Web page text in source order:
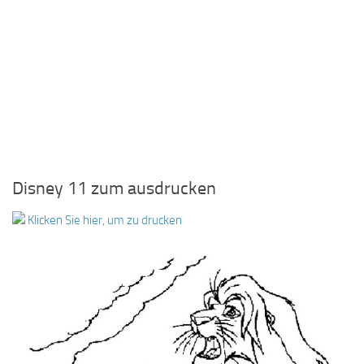
Disney 11 zum ausdrucken
Klicken Sie hier, um zu drucken